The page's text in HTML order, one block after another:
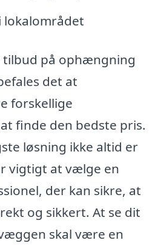
lokalområdet
på ophængning
det at
forskellige
finde den bedste pris.
løsning ikke altid er
vigtigt at vælge en
der kan sikre, at
og sikkert. At se dit
skal være en